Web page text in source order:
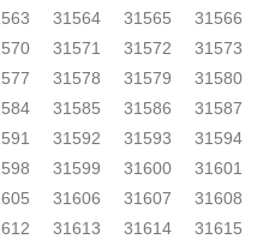
31564 31565
31566
31571 31572
31573
31578 31579
31580
31585 31586
31587
31592 31593
31594
31599 31600
31601
31606 31607
31608
31613 31614
31615